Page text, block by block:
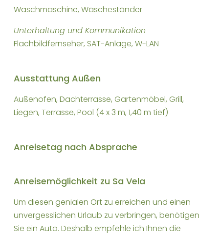
Waschmaschine, Wäscheständer
Unterhaltung und Kommunikation
Flachbildfernseher, SAT-Anlage, W-LAN
Ausstattung Außen
Außenofen, Dachterrasse, Gartenmöbel, Grill,
Liegen, Terrasse, Pool (4 x 3 m, 1,40 m tief)
Anreisetag nach Absprache
Anreisemöglichkeit zu Sa Vela
Um diesen genialen Ort zu erreichen und einen
unvergesslichen Urlaub zu verbringen, benötigen
Sie ein Auto. Deshalb empfehle ich Ihnen die